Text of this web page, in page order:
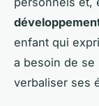
enfant qui
a besoin de se
verbaliser ses